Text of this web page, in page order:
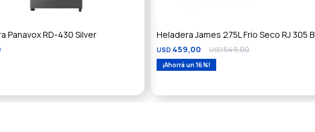
Panavox RD-430 Silver Heladera James 275L Frio Seco RJ 305 B
USD 459,00 USD549,00
16